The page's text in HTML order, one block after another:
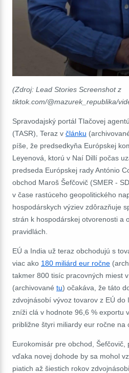
(Zdroj: Lead Stories Screenshot z
tiktok.com/@mazurek_republika/
Spravodajský portál Tlačovej
(TASR), Teraz v článku
píše, že predsedkyňa Európskej
Leyenová, ktorú v Naí Dillí počas
predseda Európskej rady António
obchod Maroš Šefčovič (SMER -
v čase rastúceho geopolitického
hospodárskych výziev zdôrazňuje
strán k hospodárskej otvorenosti a
pravidlách.
EÚ a India už teraz obchodujú s
viac ako 180 miliárd eur ročne
takmer 800 tisíc pracovných miest v
(archivované tu) očakáva, že táto
zdvojnásobí vývoz tovarov z EÚ do
zníži clá v hodnote 96,6 % exportu
približne štyri miliardy eur ročne na
Eurokomisár pre obchod, Šefčovič,
vďaka novej dohode by sa mohol
piatich až šiestich rokov